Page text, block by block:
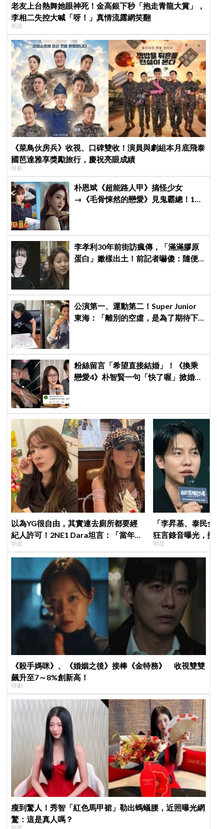
老友上台熱舞她眼神死！金高銀下秒「抱走青龍大賞」，
李相二失控大喊「呀！」真情流露網笑翻
明星
《菜鳥伙房兵》收視、口碑雙收！演員與劇組本月底飛泰
國芭達雅享獎勵旅行，慶祝亮眼成績
韓劇
朴恩斌《超能路人甲》搞怪少女
→《毛骨悚然的戀愛》見鬼霸總！180
李孝利30年前街訪瘋傳，「滿滿膠原
蛋白」嫩樣出土！前記者嚇傻：隨便
公演第一、運動第二！Super Junior
東海：「離別的空虛，是為了期待下
粉絲留言「希望直接結婚」！《換乘
戀愛4》朴智賢一句「快了喔」掀婚訊
以為YG很自由，其實連去廁所都要經
紀人許可！2NE1 Dara坦言：「當年超
羨慕少女時代」
明星
「李昇基、泰民
狂言錄音曝光，
證金、糾紛再升級
明星
《殺手媽咪》、《婚姻之後》接棒《金特務》 收視雙雙
飆升至7～8%創新高！
韓劇
瘦到驚人！秀智「紅色馬甲裙」勒出螞蟻腰，近照曝光網
驚：這是真人嗎？